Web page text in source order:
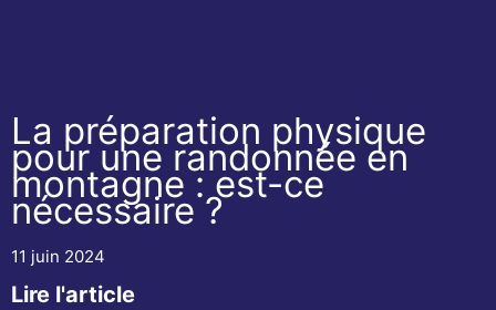
La préparation physique
pour une randonnée en
montagne : est-ce
nécessaire ?
11 juin 2024
Lire l'article